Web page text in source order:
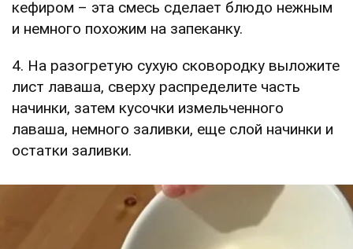
кефиром – эта смесь сделает блюдо нежным
и немного похожим на запеканку.
4. На разогретую сухую сковородку выложите
лист лаваша, сверху распределите часть
начинки, затем кусочки измельченного
лаваша, немного заливки, еще слой начинки и
остатки заливки.